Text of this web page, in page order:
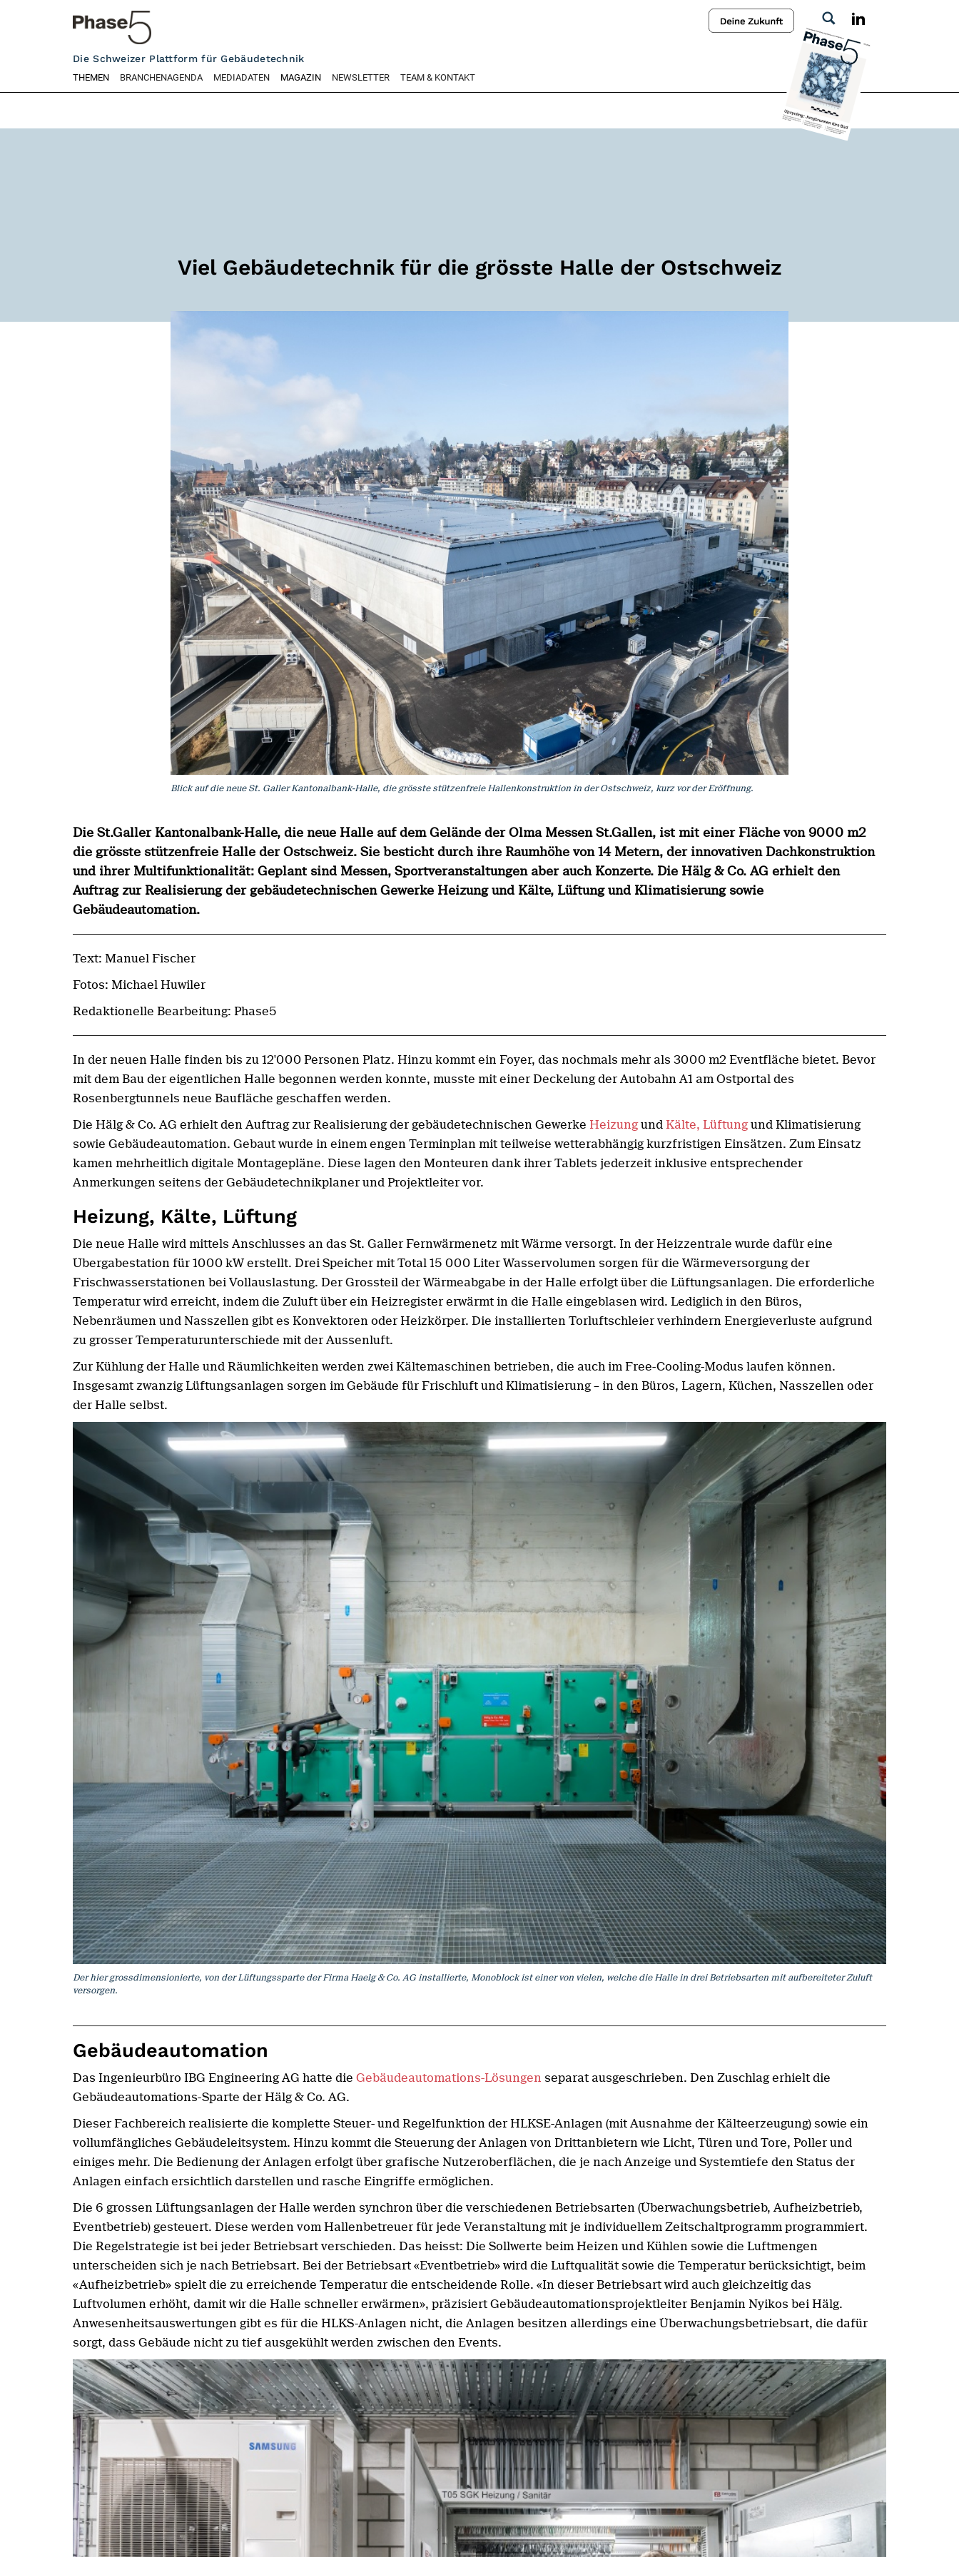
Die Schweizer Plattform für Gebäudetechnik
THEMEN BRANCHENAGENDA MEDIADATEN MAGAZIN NEWSLETTER TEAM & KONTAKT
Viel Gebäudetechnik für die grösste Halle der Ostschweiz
Blick auf die neue St. Galler Kantonalbank-Halle, die grösste stützenfreie Hallenkonstruktion in der Ostschweiz, kurz vor der Eröffnung.
Die St.Galler Kantonalbank-Halle, die neue Halle auf dem Gelände der Olma Messen St.Gallen, ist mit einer Fläche von 9000 m2
die grösste stützenfreie Halle der Ostschweiz. Sie besticht durch ihre Raumhöhe von 14 Metern, der innovativen Dachkonstruktion
und ihrer Multifunktionalität: Geplant sind Messen, Sportveranstaltungen aber auch Konzerte. Die Hälg & Co. AG erhielt den
Auftrag zur Realisierung der gebäudetechnischen Gewerke Heizung und Kälte, Lüftung und Klimatisierung sowie
Gebäudeautomation.
Text: Manuel Fischer
Fotos: Michael Huwiler
Redaktionelle Bearbeitung: Phase5
In der neuen Halle finden bis zu 12'000 Personen Platz. Hinzu kommt ein Foyer, das nochmals mehr als 3000 m2 Eventfläche bietet. Bevor
mit dem Bau der eigentlichen Halle begonnen werden konnte, musste mit einer Deckelung der Autobahn A1 am Ostportal des
Rosenbergtunnels neue Baufläche geschaffen werden.
Die Hälg & Co. AG erhielt den Auftrag zur Realisierung der gebäudetechnischen Gewerke Heizungund Kälte, Lüftungund Klimatisierung
sowie Gebäudeautomation. Gebaut wurde in einem engen Terminplan mit teilweise wetterabhängig kurzfristigen Einsätzen. Zum Einsatz
kamen mehrheitlich digitale Montagepläne. Diese lagen den Monteuren dank ihrer Tablets jederzeit inklusive entsprechender
Anmerkungen seitens der Gebäudetechnikplaner und Projektleiter vor.
Heizung, Kälte, Lüftung
Die neue Halle wird mittels Anschlusses an das St. Galler Fernwärmenetz mit Wärme versorgt. In der Heizzentrale wurde dafür eine
Übergabestation für 1000 kW erstellt. Drei Speicher mit Total 15 000 Liter Wasservolumen sorgen für die Wärmeversorgung der
Frischwasserstationen bei Vollauslastung. Der Grossteil der Wärmeabgabe in der Halle erfolgt über die Lüftungsanlagen. Die erforderliche
Temperatur wird erreicht, indem die Zuluft über ein Heizregister erwärmt in die Halle eingeblasen wird. Lediglich in den Büros,
Nebenräumen und Nasszellen gibt es Konvektoren oder Heizkörper. Die installierten Torluftschleier verhindern Energieverluste aufgrund
zu grosser Temperaturunterschiede mit der Aussenluft.
Zur Kühlung der Halle und Räumlichkeiten werden zwei Kältemaschinen betrieben, die auch im Free-Cooling-Modus laufen können.
Insgesamt zwanzig Lüftungsanlagen sorgen im Gebäude für Frischluft und Klimatisierung – in den Büros, Lagern, Küchen, Nasszellen oder
der Halle selbst.
Der hier grossdimensionierte, von der Lüftungssparte der Firma Haelg & Co. AG installierte, Monoblock ist einer von vielen, welche die Halle in drei Betriebsarten mit aufbereiteter Zuluft
versorgen.
Gebäudeautomation
Das Ingenieurbüro IBG Engineering AG hatte die Gebäudeautomations-Lösungen separat ausgeschrieben. Den Zuschlag erhielt die
Gebäudeautomations-Sparte der Hälg & Co. AG.
Dieser Fachbereich realisierte die komplette Steuer- und Regelfunktion der HLKSE-Anlagen (mit Ausnahme der Kälteerzeugung) sowie ein
vollumfängliches Gebäudeleitsystem. Hinzu kommt die Steuerung der Anlagen von Drittanbietern wie Licht, Türen und Tore, Poller und
einiges mehr. Die Bedienung der Anlagen erfolgt über grafische Nutzeroberflächen, die je nach Anzeige und Systemtiefe den Status der
Anlagen einfach ersichtlich darstellen und rasche Eingriffe ermöglichen.
Die 6 grossen Lüftungsanlagen der Halle werden synchron über die verschiedenen Betriebsarten (Überwachungsbetrieb, Aufheizbetrieb,
Eventbetrieb) gesteuert. Diese werden vom Hallenbetreuer für jede Veranstaltung mit je individuellem Zeitschaltprogramm programmiert.
Die Regelstrategie ist bei jeder Betriebsart verschieden. Das heisst: Die Sollwerte beim Heizen und Kühlen sowie die Luftmengen
unterscheiden sich je nach Betriebsart. Bei der Betriebsart «Eventbetrieb» wird die Luftqualität sowie die Temperatur berücksichtigt, beim
«Aufheizbetrieb» spielt die zu erreichende Temperatur die entscheidende Rolle. «In dieser Betriebsart wird auch gleichzeitig das
Luftvolumen erhöht, damit wir die Halle schneller erwärmen», präzisiert Gebäudeautomationsprojektleiter Benjamin Nyikos bei Hälg.
Anwesenheitsauswertungen gibt es für die HLKS-Anlagen nicht, die Anlagen besitzen allerdings eine Überwachungsbetriebsart, die dafür
sorgt, dass Gebäude nicht zu tief ausgekühlt werden zwischen den Events.